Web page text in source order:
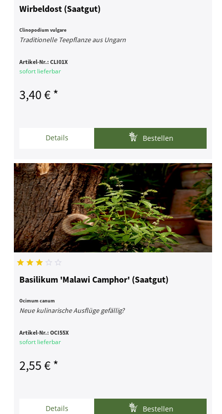
Wirbeldost (Saatgut)
Clinopodium vulgare
Traditionelle Teepflanze aus Ungarn
Artikel-Nr.:CLI01X
sofort lieferbar
3,40 € *
Details Bestellen
Basilikum 'Malawi Camphor' (Saatgut)
Ocimum canum
Neue kulinarische Ausflüge gefällig?
Artikel-Nr.:OCI55X
sofort lieferbar
2,55 € *
Details Bestellen